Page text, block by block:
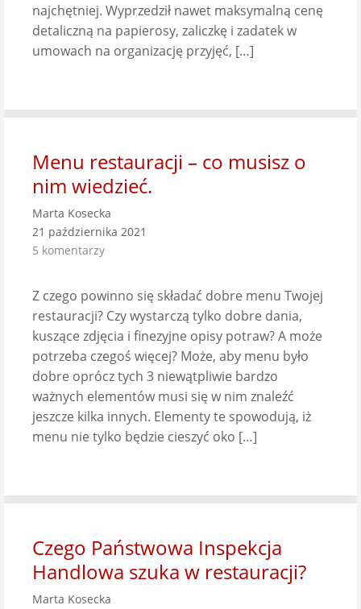
najchętniej. Wyprzedził nawet maksymalną cenę
detaliczną na papierosy, zaliczkę i zadatek w
umowach na organizację przyjęć, […]
Menu restauracji – co musisz o
nim wiedzieć.
Marta Kosecka
21 października 2021
5 komentarzy
Z czego powinno się składać dobre menu Twojej
restauracji? Czy wystarczą tylko dobre dania,
kuszące zdjęcia i finezyjne opisy potraw? A może
potrzeba czegoś więcej? Może, aby menu było
dobre oprócz tych 3 niewątpliwie bardzo
ważnych elementów musi się w nim znaleźć
jeszcze kilka innych. Elementy te spowodują, iż
menu nie tylko będzie cieszyć oko […]
Czego Państwowa Inspekcja
Handlowa szuka w restauracji?
Marta Kosecka